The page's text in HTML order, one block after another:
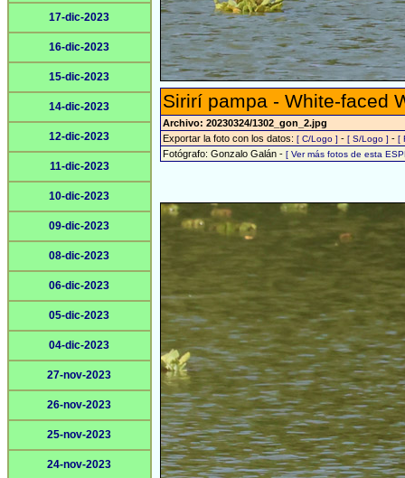
17-dic-2023
16-dic-2023
15-dic-2023
14-dic-2023
12-dic-2023
11-dic-2023
10-dic-2023
09-dic-2023
08-dic-2023
06-dic-2023
05-dic-2023
04-dic-2023
27-nov-2023
26-nov-2023
25-nov-2023
24-nov-2023
Sirirí pampa - White-faced
Archivo: 20230324/1302_gon_2.jpg
Exportar la foto con los datos: [ C/Logo ] - [ S/Logo ] - [
Fotógrafo: Gonzalo Galán - [ Ver más fotos de esta